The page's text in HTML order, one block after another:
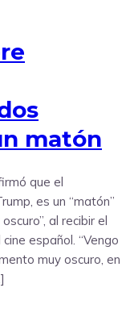
matón
que el
es un “matón”
al recibir el
español. “Vengo
muy oscuro, en